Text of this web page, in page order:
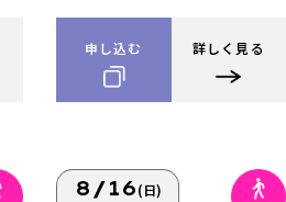
申し込む 詳しく見る
8/16(日)